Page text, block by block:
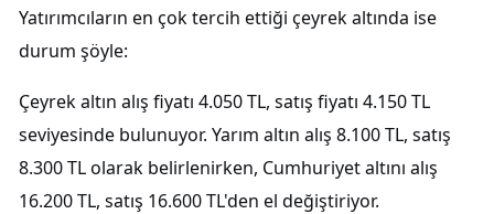
Yatırımcıların en çok tercih ettiği çeyrek altında ise
durum şöyle:
Çeyrek altın alış fiyatı 4.050 TL, satış fiyatı 4.150 TL
seviyesinde bulunuyor. Yarım altın alış 8.100 TL, satış
8.300 TL olarak belirlenirken, Cumhuriyet altını alış
16.200 TL, satış 16.600 TL'den el değiştiriyor.